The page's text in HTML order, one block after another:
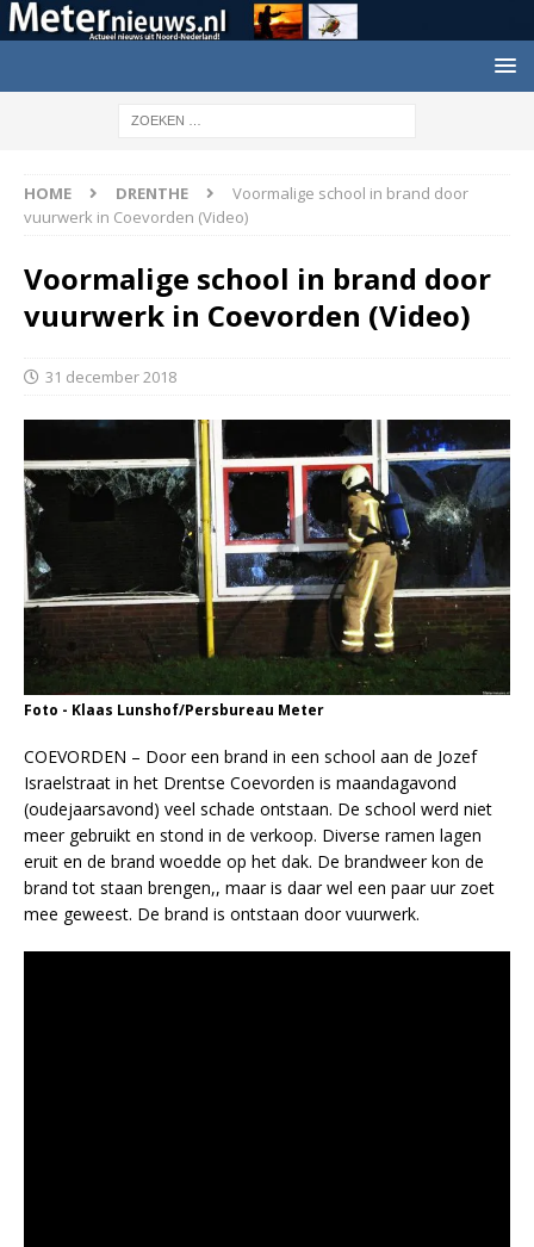
HOME DRENTHE
Voormalige school in brand door
vuurwerk in Coevorden (Video)
Voormalige school in brand door
vuurwerk in Coevorden (Video)
31 december 2018
Foto - Klaas Lunshof/Persbureau Meter
COEVORDEN – Door een brand in een school aan de Jozef
Israelstraat in het Drentse Coevorden is maandagavond
(oudejaarsavond) veel schade ontstaan. De school werd niet
meer gebruikt en stond in de verkoop. Diverse ramen lagen
eruit en de brand woedde op het dak. De brandweer kon de
brand tot staan brengen,, maar is daar wel een paar uur zoet
mee geweest. De brand is ontstaan door vuurwerk.